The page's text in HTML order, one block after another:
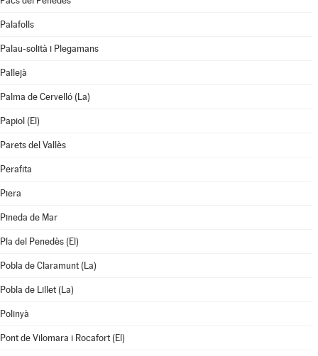
Palafolls
Palau-solità i Plegamans
Pallejà
Palma de Cervelló (La)
Papiol (El)
Parets del Vallès
Perafita
Piera
Pineda de Mar
Pla del Penedès (El)
Pobla de Claramunt (La)
Pobla de Lillet (La)
Polinyà
Pont de Vilomara i Rocafort (El)